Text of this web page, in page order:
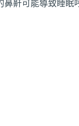
鼾可能導致睡眠